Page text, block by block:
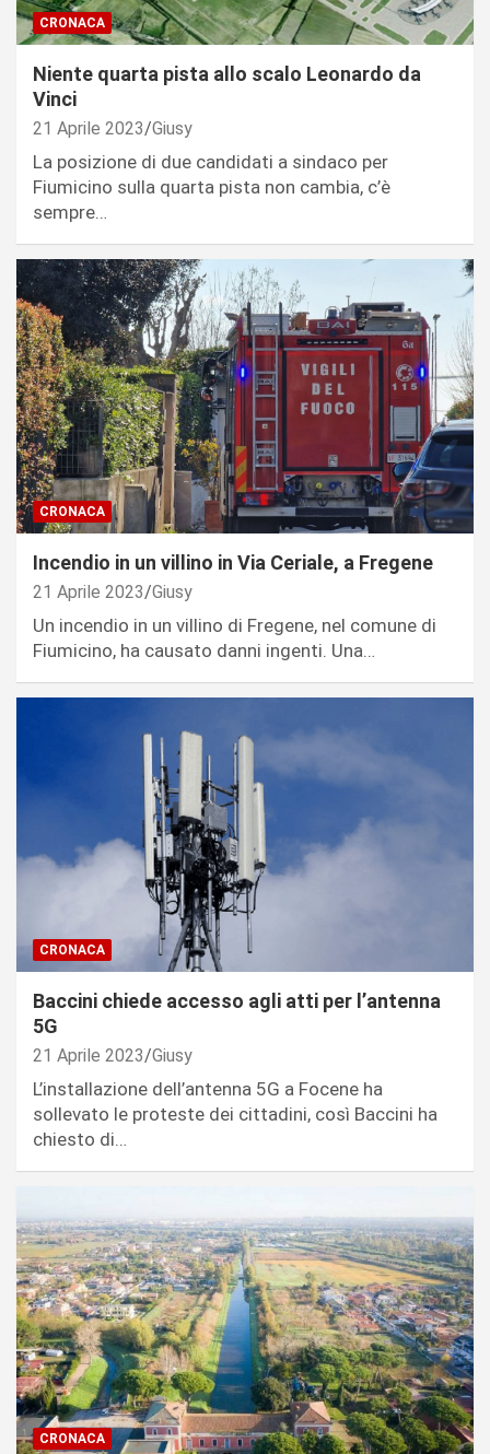
CRONACA
Niente quarta pista allo scalo Leonardo da
Vinci
21 Aprile 2023 Giusy
La posizione di due candidati a sindaco per
Fiumicino sulla quarta pista non cambia, c’è
sempre…
CRONACA
Incendio in un villino in Via Ceriale, a Fregene
21 Aprile 2023 Giusy
Un incendio in un villino di Fregene, nel comune di
Fiumicino, ha causato danni ingenti. Una…
CRONACA
Baccini chiede accesso agli atti per l’antenna
5G
21 Aprile 2023 Giusy
L’installazione dell’antenna 5G a Focene ha
sollevato le proteste dei cittadini, così Baccini ha
chiesto di…
CRONACA